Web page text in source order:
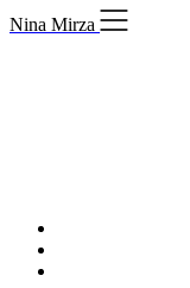
Skip
to
Nina Mirza